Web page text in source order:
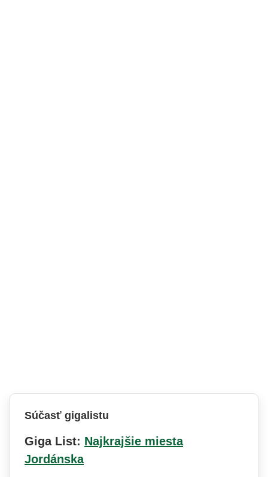
Súčasť gigalistu
Giga List: Najkrajšie miesta
Jordánska